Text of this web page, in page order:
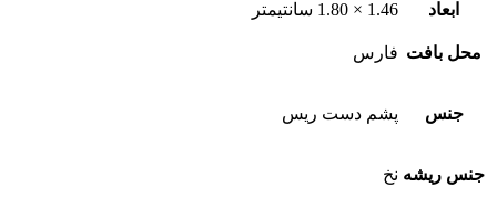
ابعاد 1.46 × 1.80 سانتیمتر
محل بافت فارس
جنس پشم دست ریس
جنس ریشه نخ